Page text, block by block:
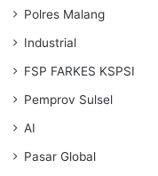
Polres Malang
Industrial
FSP FARKES KSPSI
Pemprov Sulsel
AI
Pasar Global